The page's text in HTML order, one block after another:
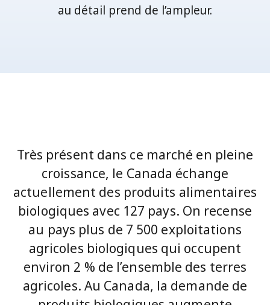
au détail prend de l’ampleur.
Très présent dans ce marché en pleine
croissance, le Canada échange
actuellement des produits alimentaires
biologiques avec 127 pays. On recense
au pays plus de 7 500 exploitations
agricoles biologiques qui occupent
environ 2 % de l’ensemble des terres
agricoles. Au Canada, la demande de